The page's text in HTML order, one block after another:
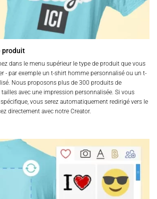
page
du
produit
dans le menu supérieur le type de produit que vous
- par exemple un t-shirt homme personnalisé ou un t-
Nous proposons plus de 300 produits de
avec une impression personnalisée. Si vous
vous serez automatiquement redirigé vers le
directement avec notre Creator.